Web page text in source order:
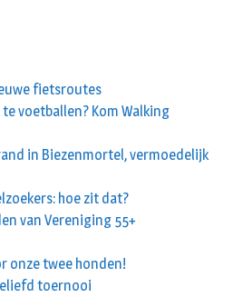
fietsroutes
voetballen? Kom Walking
in Biezenmortel, vermoedelijk
hoe zit dat?
van Vereniging 55+
onze twee honden!
toernooi